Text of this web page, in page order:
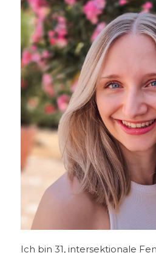
Ich bin 31, intersektionale